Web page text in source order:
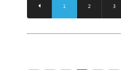
1 2 3